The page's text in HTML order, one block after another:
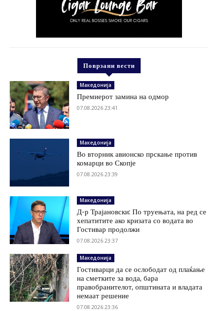
Поврзани вести
Македонија
Премиерот замина на одмор
07.08.2026 23:41
Македонија
Во вторник авионско прскање против
комарци во Скопје
07.08.2026 23:39
Македонија
Д-р Трајановски: По труењата, на ред се
хепатитите ако кризата со водата во
Гостивар продолжи
07.08.2026 23:37
Македонија
Гостиварци да се ослободат од плаќање
на сметките за вода, бара
правобранителот, општината и владата
немаат решение
07.08.2026 23:36